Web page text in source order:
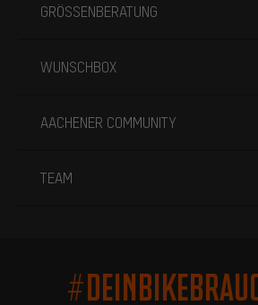
GRÖSSENBERATUNG
WUNSCHBOX
AACHENER COMMUNITY
TEAM